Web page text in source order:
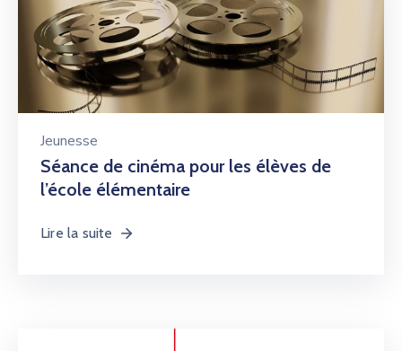
Jeunesse
Séance de cinéma pour les élèves de
l’école élémentaire
Lire la suite